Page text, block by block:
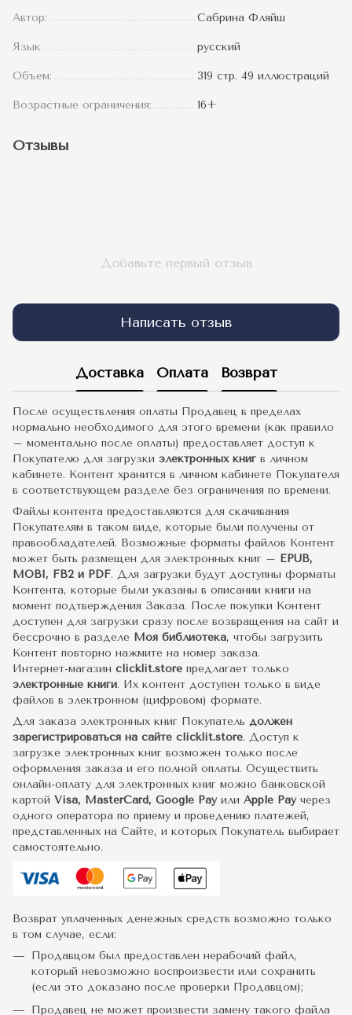
Автор: Сабрина Фляйш
Язык русский
Объем: 319 стр. 49 иллюстраций
Возрастные ограничения: 16+
Отзывы
Добавьте первый отзыв
Написать отзыв
Доставка Оплата Возврат
После осуществления оплаты Продавец в пределах
нормально необходимого для этого времени (как правило
– моментально после оплаты) предоставляет доступ к
Покупателю для загрузки электронных книг в личном
кабинете. Контент хранится в личном кабинете Покупателя
в соответствующем разделе без ограничения по времени.
Файлы контента предоставляются для скачивания
Покупателям в таком виде, которые были получены от
правообладателей. Возможные форматы файлов Контент
может быть размещен для электронных книг – EPUB,
MOBI, FB2 и PDF. Для загрузки будут доступны форматы
Контента, которые были указаны в описании книги на
момент подтверждения Заказа. После покупки Контент
доступен для загрузки сразу после возвращения на сайт и
бессрочно в разделе Моя библиотека, чтобы загрузить
Контент повторно нажмите на номер заказа.
Интернет-магазин clicklit.store предлагает только
электронные книги. Их контент доступен только в виде
файлов в электронном (цифровом) формате.
Для заказа электронных книг Покупатель должен
зарегистрироваться на сайте clicklit.store. Доступ к
загрузке электронных книг возможен только после
оформления заказа и его полной оплаты. Осуществить
онлайн-оплату для электронных книг можно банковской
картой Visa, MasterCard, Google Pay или Apple Payчерез
одного оператора по приему и проведению платежей,
представленных на Сайте, и которых Покупатель выбирает
самостоятельно.
Возврат уплаченных денежных средств возможно только
в том случае, если:
Продавцом был предоставлен нерабочий файл,
который невозможно воспроизвести или сохранить
(если это доказано после проверки Продавцом);
Продавец не может произвести замену такого файла